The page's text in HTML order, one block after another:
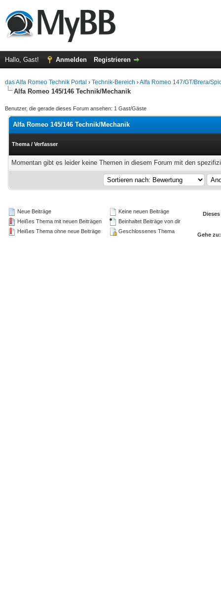
Hallo, Gast! Anmelden Registrieren
das Alfa Romeo Technik Portal › Technik-Bereich ›Alfa Romeo 147/GT/Brera/
Alfa Romeo 145/146 Technik/Mechanik
Benutzer, die gerade dieses Forum ansehen: 1 Gast/Gäste
Alfa Romeo 145/146 Technik/Mechanik
Thema / Verfasser
Momentan gibt es leider keine Themen in diesem Forum mit den
Neue Beiträge
Heißes Thema mit neuen Beiträgen
Heißes Thema ohne neue Beiträge
Keine neuen Beiträge
Beinhaltet Beiträge von dir
Geschlossenes Thema
Gehe zu: